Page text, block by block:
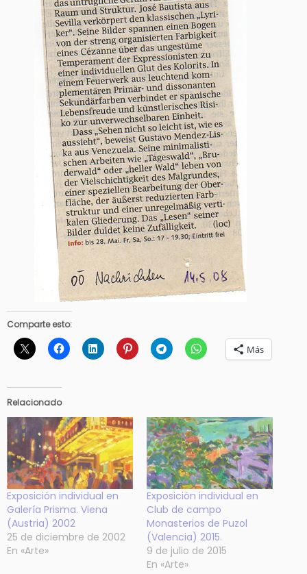
Comparte esto:
Más
Relacionado
Exposición individual en
Galería Prisma. Viena
(Austria) 2002
25 de diciembre de 2002
En «Arte»
Exposición individual en
Club de campo
Monasterios de Puzol
(Valencia) 2015.
9 de julio de 2015
En «Arte»